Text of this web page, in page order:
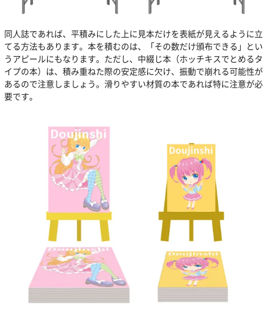
同人誌であれば、平積みにした上に見本だけを表紙が見えるように立
てる方法もあります。本を積むのは、「その数だけ頒布できる」とい
うアピールにもなります。ただし、中綴じ本（ホッチキスでとめるタ
イプの本）は、積み重ねた際の安定感に欠け、振動で崩れる可能性が
あるので注意しましょう。滑りやすい材質の本であれば特に注意が必
要です。